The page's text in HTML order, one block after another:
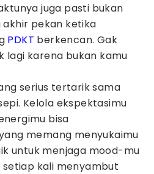
juga pasti bukan
pekan ketika
PDKT berkencan. Gak
karena bukan kamu
serius tertarik sama
Kelola ekspektasimu
bisa
memang menyukaimu
untuk menjaga mood-mu
setiap kali menyambut